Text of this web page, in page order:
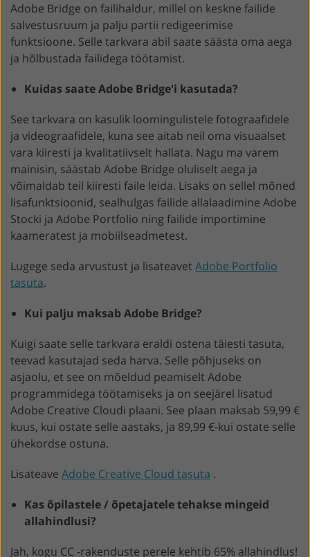
Adobe Bridge on failihaldur, millel on keskne failide
salvestusruum ja palju partii redigeerimise
funktsioone. Selle tarkvara abil saate säästa oma aega
ja hõlbustada failidega töötamist.
Kuidas saate Adobe Bridge'i kasutada?
See tarkvara on kasulik loomingulistele fotograafidele
ja videograafidele, kuna see aitab neil oma visuaalset
vara kiiresti ja kvalitatiivselt hallata. Nagu ma varem
mainisin, säästab Adobe Bridge oluliselt aega ja
võimaldab teil kiiresti faile leida. Lisaks on sellel mõned
lisafunktsioonid, sealhulgas failide allalaadimine Adobe
Stocki ja Adobe Portfolio ning failide importimine
kaameratest ja mobiilseadmetest.
Lugege seda arvustust ja lisateavet Adobe Portfolio
tasuta.
Kui palju maksab Adobe Bridge?
Kuigi saate selle tarkvara eraldi ostena täiesti tasuta,
teevad kasutajad seda harva. Selle põhjuseks on
asjaolu, et see on mõeldud peamiselt Adobe
programmidega töötamiseks ja on seejärel lisatud
Adobe Creative Cloudi plaani. See plaan maksab 59,99 €
kuus, kui ostate selle aastaks, ja 89,99 €-kui ostate selle
ühekordse ostuna.
Lisateave Adobe Creative Cloud tasuta .
Kas õpilastele / õpetajatele tehakse mingeid
allahindlusi?
Jah, kogu CC -rakenduste perele kehtib 65% allahindlus!